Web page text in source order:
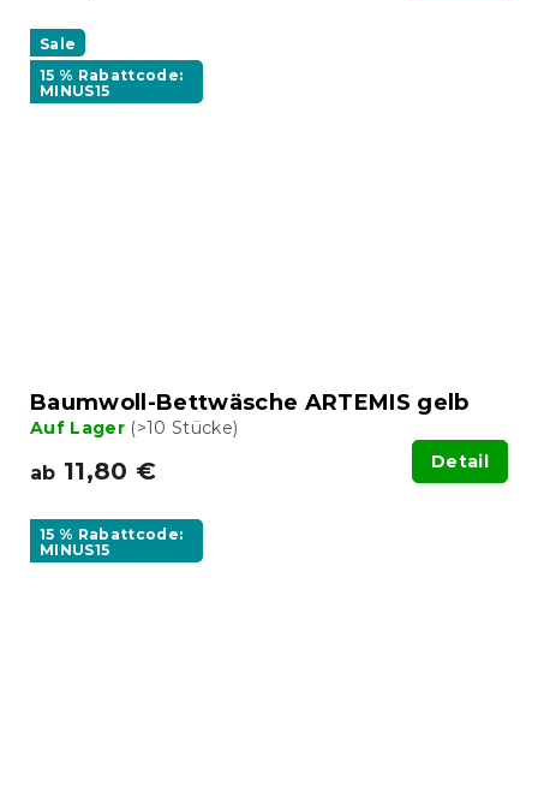
Sale
15 % Rabattcode:
MINUS15
Baumwoll-Bettwäsche ARTEMIS gelb
Auf Lager (>10 Stücke)
ab 11,80 € Detail
15 % Rabattcode:
MINUS15